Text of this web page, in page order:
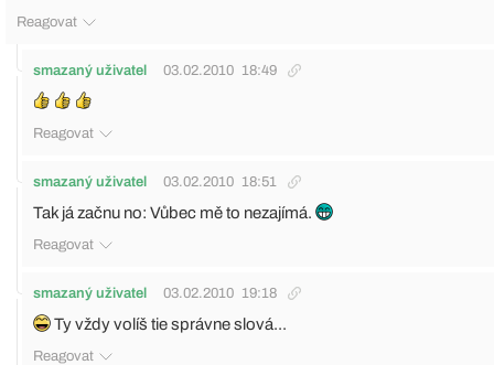
Reagovat
smazaný uživatel 03.02.2010 18:49
Reagovat
smazaný uživatel 03.02.2010 18:51
Tak já začnu no: Vůbec mě to nezajímá.
Reagovat
smazaný uživatel 03.02.2010 19:18
Ty vždy volíš tie správne slová...
Reagovat